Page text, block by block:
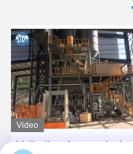
Video
Productielijn voor droge